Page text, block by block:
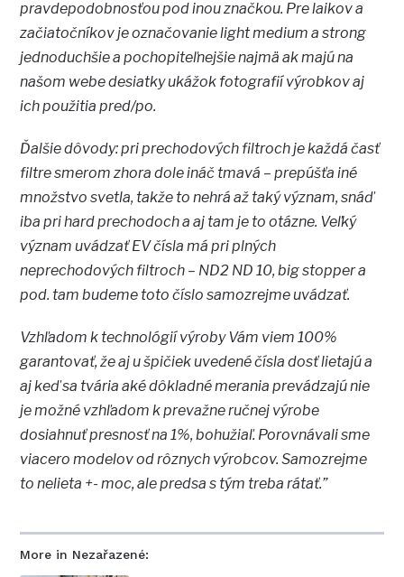
More in Nezařazené:
pravdepodobnosťou pod inou značkou. Pre laikov a
začiatočníkov je označovanie light medium a strong
jednoduchšie a pochopiteľnejšie najmä ak majú na
našom webe desiatky ukážok fotografií výrobkov aj
ich použitia pred/po.
Ďalšie dôvody: pri prechodových filtroch je každá časť
filtre smerom zhora dole ináč tmavá – prepúšťa iné
množstvo svetla, takže to nehrá až taký význam, snáď
iba pri hard prechodoch a aj tam je to otázne. Veľký
význam uvádzať EV čísla má pri plných
neprechodových filtroch – ND2 ND 10, big stopper a
pod. tam budeme toto číslo samozrejme uvádzať.
Vzhľadom k technológií výroby Vám viem 100%
garantovať, že aj u špičiek uvedené čísla dosť lietajú a
aj keď sa tvária aké dôkladné merania prevádzajú nie
je možné vzhľadom k prevažne ručnej výrobe
dosiahnuť presnosť na 1%, bohužiaľ. Porovnávali sme
viacero modelov od rôznych výrobcov. Samozrejme
to nelieta +- moc, ale predsa s tým treba rátať.”